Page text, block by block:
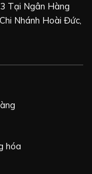
Tại Ngân Hàng
Nhánh Hoài Đức,
hóa